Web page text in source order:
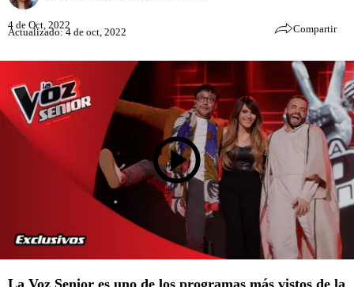
4 de Oct, 2022
Actualizado: 4 de oct, 2022 Compartir
La Voz Senior es uno de los programas más vistos de la